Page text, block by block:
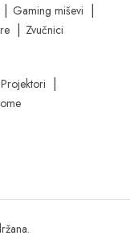
Gaming miševi
Zvučnici
Projektori